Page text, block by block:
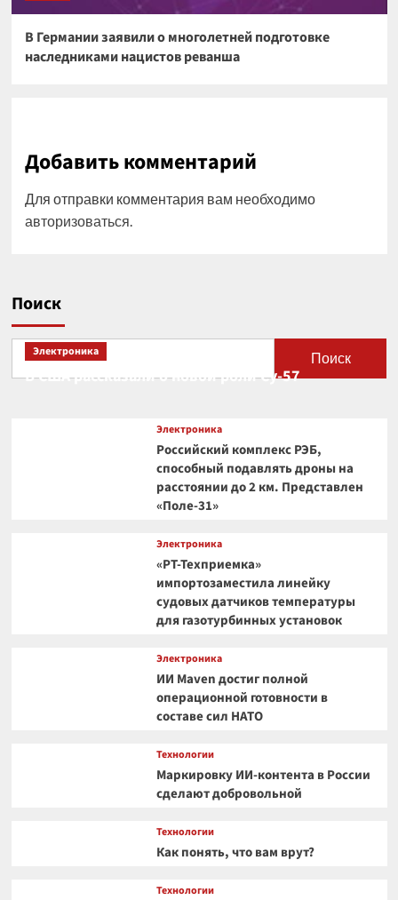
В Германии заявили о многолетней подготовке
наследниками нацистов реванша
Добавить комментарий
Для отправки комментария вам необходимо
авторизоваться
Поиск
Поиск
Электроника
В США рассказали о новой роли Су-57
Электроника
Российский комплекс РЭБ,
способный подавлять дроны на
расстоянии до 2 км. Представлен
«Поле-31»
Электроника
«РТ-Техприемка»
импортозаместила линейку
судовых датчиков температуры
для газотурбинных установок
Электроника
ИИ Maven достиг полной
операционной готовности в
составе сил НАТО
Технологии
Маркировку ИИ-контента в России
сделают добровольной
Технологии
Как понять, что вам врут?
Технологии